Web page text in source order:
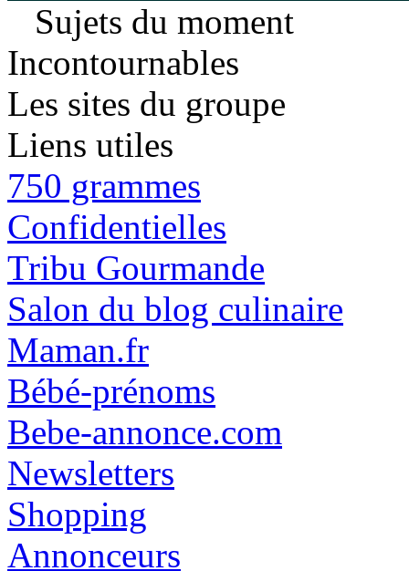
Sujets du moment
Incontournables
Les sites du groupe
Liens utiles
750 grammes
Confidentielles
Tribu Gourmande
Salon du blog culinaire
Maman.fr
Bébé-prénoms
Bebe-annonce.com
Newsletters
Shopping
Annonceurs